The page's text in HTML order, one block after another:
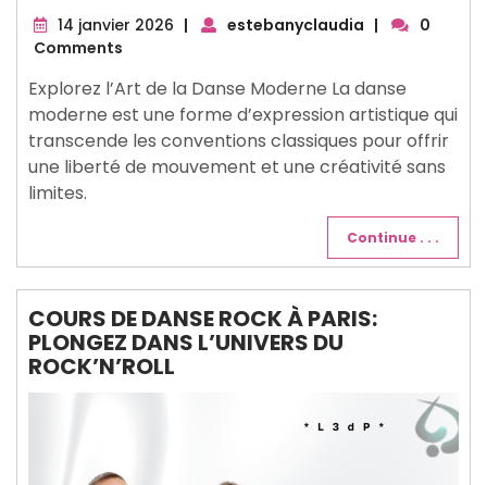
14 janvier 2026 14| estebanyclaudia |
0
Comments
Explorez l’Art de la Danse Moderne La danse
moderne est une forme d’expression artistique qui
transcende les conventions classiques pour offrir
une liberté de mouvement et une créativité sans
limites.
Continue . . .
COURS DE DANSE ROCK À PARIS:
PLONGEZ DANS L’UNIVERS DU
ROCK’N’ROLL